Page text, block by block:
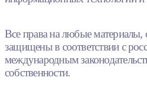
Все права на любые материалы,
защищены в соответствии с
международным
собственности.